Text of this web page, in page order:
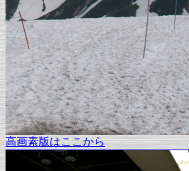
高画素版はここから